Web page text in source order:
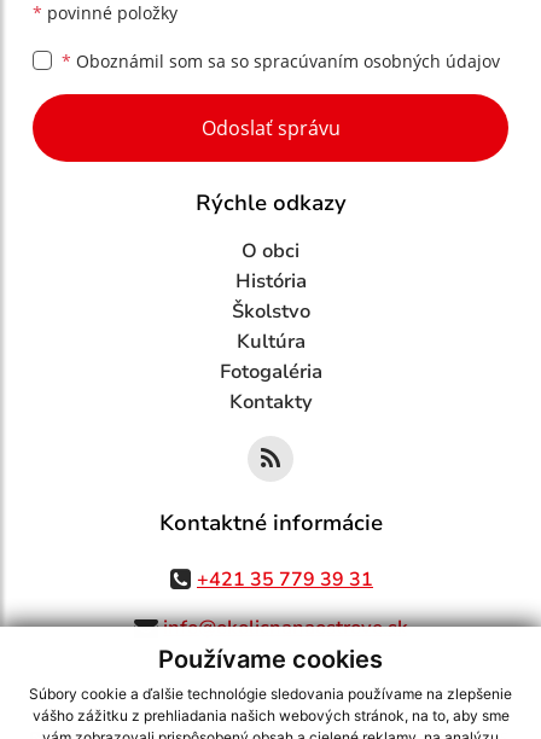
Používame cookies
Súbory cookie a ďalšie technológie sledovania používame na zlepšenie
vášho zážitku z prehliadania našich webových stránok, na to, aby sme
* povinné položky
* Oboznámil som sa so spracúvaním osobných údajov
Google reCaptcha Response
Odoslať správu
Rýchle odkazy
O obci
História
Školstvo
Kultúra
Fotogaléria
Kontakty
Kontaktné informácie
+421 35 779 39 31
info@okolicnanaostrove.sk